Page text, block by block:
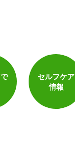
セルフケア
情報